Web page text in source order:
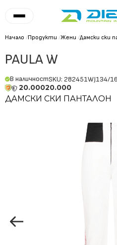
Начало /Продукти /Жени /Дамски ски
PAULA W
В наличностSKU: 282451WJ134/
20.00020.000
ДАМСКИ СКИ ПАНТАЛОН